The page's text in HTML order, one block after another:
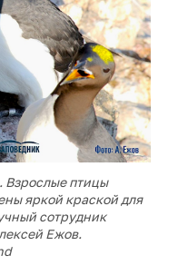
Взрослые птицы
яркой краской для
сотрудник
Ежов.